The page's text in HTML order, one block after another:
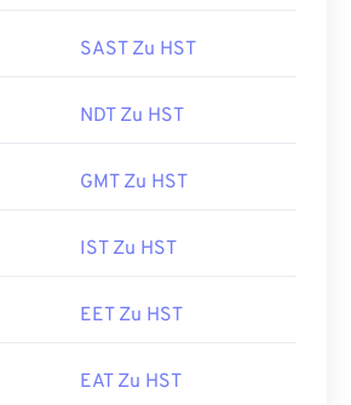
SAST Zu HST
NDT Zu HST
GMT Zu HST
IST Zu HST
EET Zu HST
EAT Zu HST